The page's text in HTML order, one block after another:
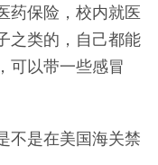
药保险，校内就医
之类的，自己都能
可以带一些感冒
不是在美国海关禁